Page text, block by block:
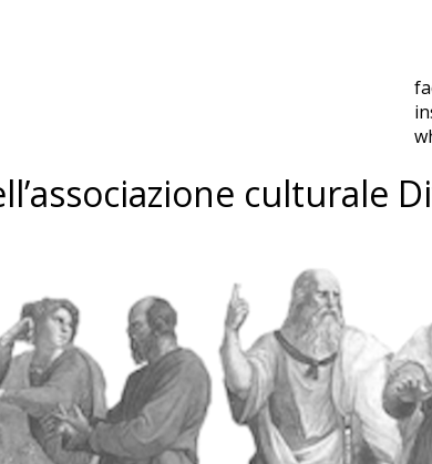
culturale